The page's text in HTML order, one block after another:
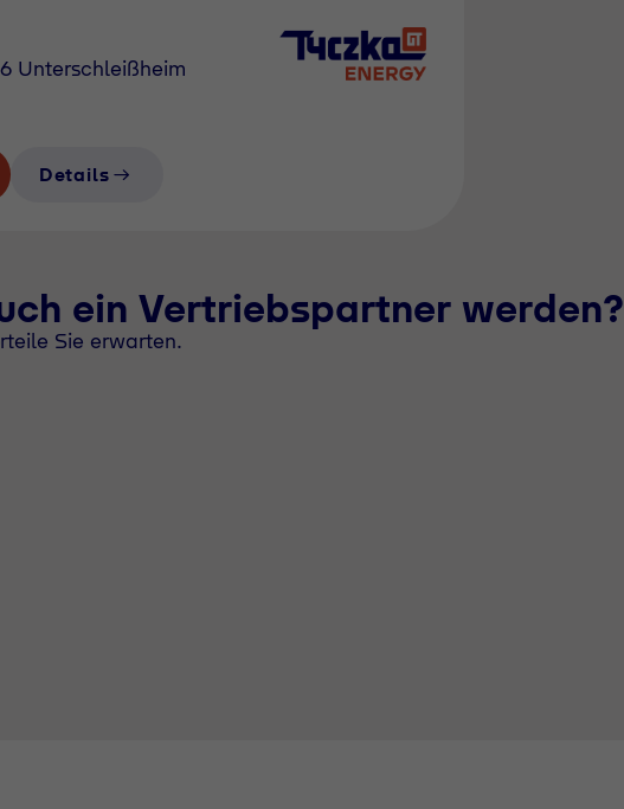
Unterschleißheim
Details
ein Vertriebspartner werden?
Sie erwarten.